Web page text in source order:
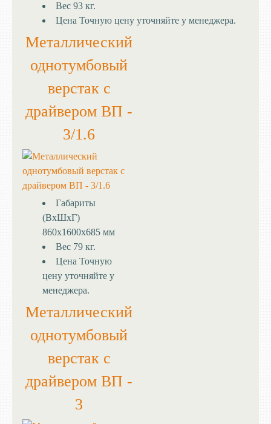
Вес 93 кг.
Цена Точную цену уточняйте у менеджера.
Металлический
однотумбовый
верстак с
драйвером ВП -
3/1.6
Габариты
(ВхШхГ)
860х1600х685 мм
Вес 79 кг.
Цена Точную
цену уточняйте у
менеджера.
Металлический
однотумбовый
верстак с
драйвером ВП -
3